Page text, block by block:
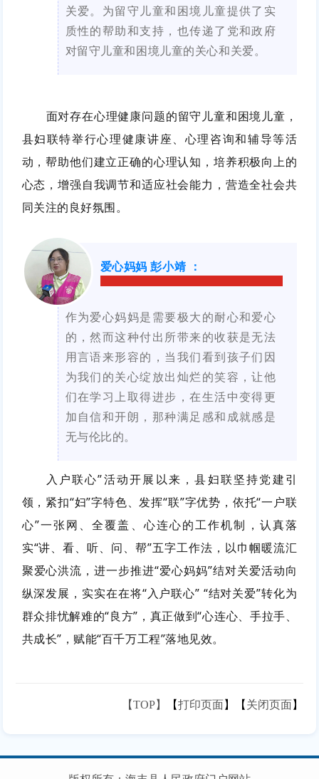
关爱。为留守儿童和困境儿童提供了实
质性的帮助和支持，也传递了党和政府
对留守儿童和困境儿童的关心和关爱。
面对存在心理健康问题的留守儿童和困境儿童，
县妇联特举行心理健康讲座、心理咨询和辅导等活
动，帮助他们建立正确的心理认知，培养积极向上的
心态，增强自我调节和适应社会能力，营造全社会共
同关注的良好氛围。
爱心妈妈 彭小靖 ：
作为爱心妈妈是需要极大的耐心和爱心
的，然而这种付出所带来的收获是无法
用言语来形容的，当我们看到孩子们因
为我们的关心绽放出灿烂的笑容，让他
们在学习上取得进步，在生活中变得更
加自信和开朗，那种满足感和成就感是
无与伦比的。
入户联心”活动开展以来，县妇联坚持党建引
领，紧扣“妇”字特色、发挥“联”字优势，依托“一户联
心”一张网、全覆盖、心连心的工作机制，认真落
实“讲、看、听、问、帮”五字工作法，以巾帼暖流汇
聚爱心洪流，进一步推进“爱心妈妈”结对关爱活动向
纵深发展，实实在在将“入户联心” “结对关爱”转化为
群众排忧解难的“良方”，真正做到“心连心、手拉手、
共成长”，赋能“百千万工程”落地见效。
【TOP】 【打印页面】【 关闭页面】